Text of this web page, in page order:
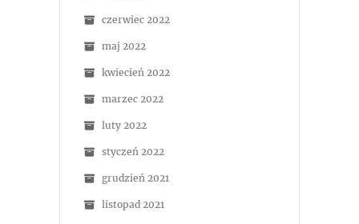
czerwiec 2022
maj 2022
kwiecień 2022
marzec 2022
luty 2022
styczeń 2022
grudzień 2021
listopad 2021